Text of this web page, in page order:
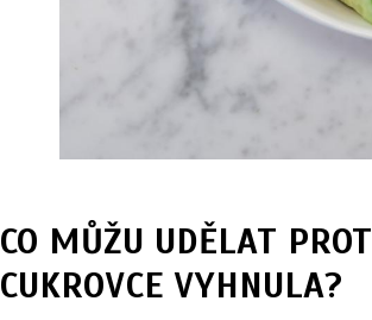
CO MŮŽU UDĚLAT
CUKROVCE VYHNULA?